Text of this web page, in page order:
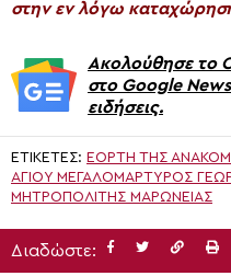
στην εν λόγω
Ακολούθησε το
στο Google
ειδήσεις.
ΕΤΙΚΈΤΕΣ: ΕΟΡΤΉ ΤΗΣ
ΑΓΊΟΥ ΜΕΓΑΛΟΜΆΡΤΥΡΟΣ
ΜΗΤΡΟΠΟΛΊΤΗΣ ΜΑΡΩΝΕΊΑΣ
Διαδώστε: